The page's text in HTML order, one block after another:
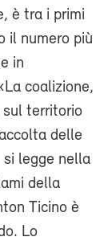
è tra i primi
il numero più
in
coalizione,
sul territorio
delle
legge nella
della
Ticino è
Lo